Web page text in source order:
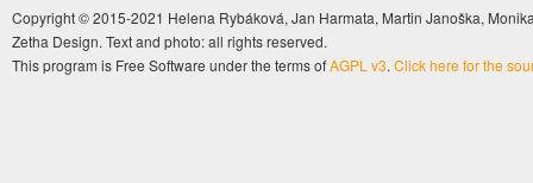
Copyright © 2015-2021 Helena Rybáková, Jan Harmata, Martin Janoška,
Zetha Design. Text and photo: all rights reserved.
This program is Free Software under the terms ofAGPL v3. Click here for the